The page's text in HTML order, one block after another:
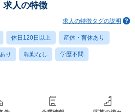
求人の特徴
求人の特徴タグの説明
休日120日以上 産休・育休あり
り 転勤なし 学歴不問